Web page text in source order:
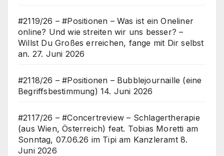
#2119/26 – #Positionen – Was ist ein Oneliner
online? Und wie streiten wir uns besser? –
Willst Du Großes erreichen, fange mit Dir selbst
an. 27. Juni 2026
#2118/26 – #Positionen – Bubblejournaille (eine
Begriffsbestimmung) 14. Juni 2026
#2117/26 – #Concertreview – Schlagertherapie
(aus Wien, Österreich) feat. Tobias Moretti am
Sonntag, 07.06.26 im Tipi am Kanzleramt 8.
Juni 2026